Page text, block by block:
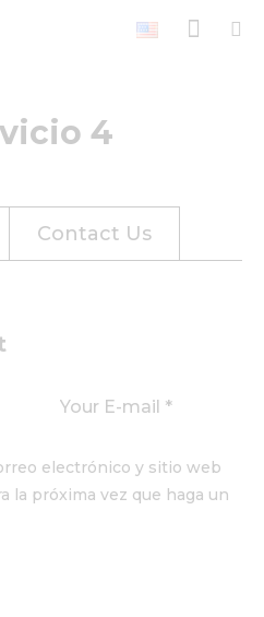
4
Contact Us
electrónico y sitio web
la próxima vez que haga un